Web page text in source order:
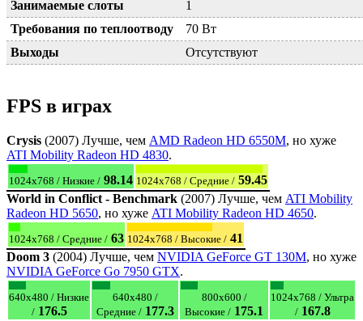
Занимаемые слоты
1
Требования по теплоотводу
70 Вт
Выходы
Отсутствуют
FPS в играх
Crysis (2007) Лучше, чем AMD Radeon HD 6550M, но хуже
ATI Mobility Radeon HD 4830.
1024x768 / Низкие / 98.14 1024x768 / Средние / 59.45
World in Conflict - Benchmark (2007) Лучше, чем ATI Mobility
Radeon HD 5650, но хуже ATI Mobility Radeon HD 4650.
1024x768 / Средние / 63 1024x768 / Высокие / 41
Doom 3 (2004) Лучше, чем NVIDIA GeForce GT 130M, но хуже
NVIDIA GeForce Go 7950 GTX.
640x480 / Низкие
/ 176.5
640x480 /
Средние / 177.3
800x600 /
Высокие / 175.1
1024x768 / Ультра
/ 167.8